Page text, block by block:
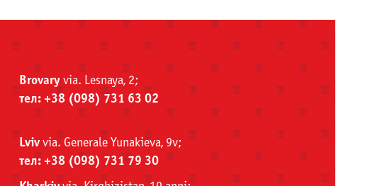
Brovary via. Lesnaya, 2;
тел: +38 (098) 731 63 02
Lviv via. Generale Yunakieva, 9v;
тел: +38 (098) 731 79 30